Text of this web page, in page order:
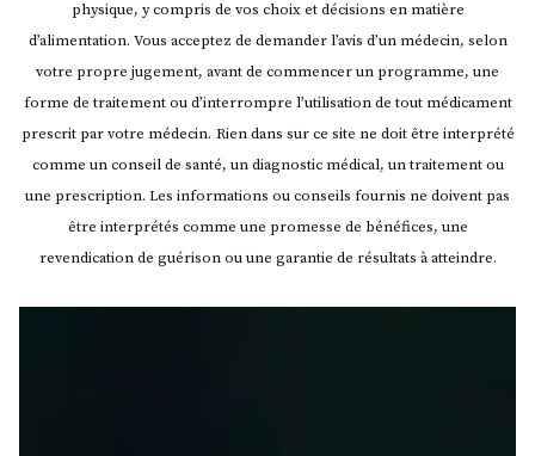
physique, y compris de vos choix et décisions en matière
d’alimentation. Vous acceptez de demander l’avis d’un médecin, selon
votre propre jugement, avant de commencer un programme, une
forme de traitement ou d’interrompre l’utilisation de tout médicament
prescrit par votre médecin. Rien dans sur ce site ne doit être interprété
comme un conseil de santé, un diagnostic médical, un traitement ou
une prescription. Les informations ou conseils fournis ne doivent pas
être interprétés comme une promesse de bénéfices, une
revendication de guérison ou une garantie de résultats à atteindre.